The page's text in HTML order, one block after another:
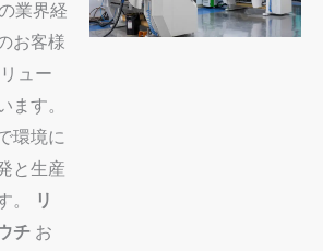
業界経
お客様
ュー
ます。
環境に
と生産
。
リ
チ お